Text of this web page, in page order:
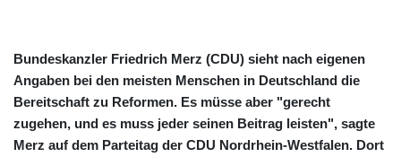
Bundeskanzler Friedrich Merz (CDU) sieht nach eigenen
Angaben bei den meisten Menschen in Deutschland die
Bereitschaft zu Reformen. Es müsse aber "gerecht
zugehen, und es muss jeder seinen Beitrag leisten", sagte
Merz auf dem Parteitag der CDU Nordrhein-Westfalen. Dort